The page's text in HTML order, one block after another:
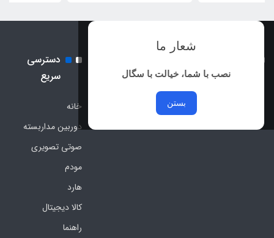
شعار ما
نصب با شما، خیالت با سگال
بستن
ساماندهی
دسترسی
سریع
خانه
دوربین مداربسته
صوتی تصویری
مودم
هارد
کالا دیجیتال
راهنما